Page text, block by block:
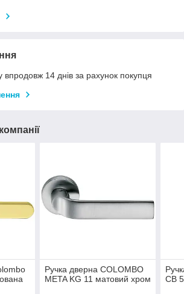
14 днів за рахунок покупця
Ручка дверна COLOMBO
META KG 11 матовий хром
CB